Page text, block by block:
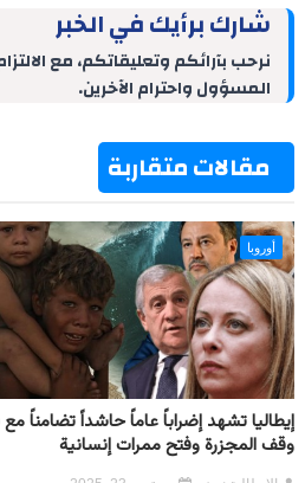
p
g
a
b
o
k
شارك برأيك في الخبر
نرحب بآرائكم وتعليقاتكم، مع
المسؤول واحترام الآخرين.
مقالات متقاربة
أوروبا
إيطاليا تشهد إضراباً عاماً حاشداً تضامناً
وقف المجزرة وفتح ممرات إنسانية